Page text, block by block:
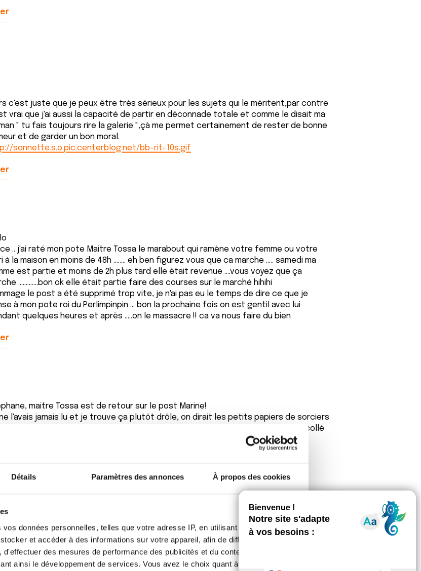
Détails Paramètres des annonces À propos des cookies
vos données personnelles, telles que votre adresse IP, en utilisant des
et accéder à des informations sur votre appareil, afin de diffuser des
des mesures de performance des publicités et du contenu, ainsi que de
ainsi le développement de services. Vous avez le choix quant à l'utilisation de
c'est juste que je peux être très sérieux pour les sujets qui le méritent,par contre
vrai que j'ai aussi la capacité de partir en déconnade totale et comme le disait ma
" tu fais toujours rire la galerie ",çà me permet certainement de rester de bonne
et de garder un bon moral.
sonnette.s.o.pic.centerblog.net/bb-rit-10s.gif
.. j'ai raté mon pote Maitre Tossa le marabout qui ramène votre femme ou votre
à la maison en moins de 48h ........ eh ben figurez vous que ca marche ..... samedi ma
est partie et moins de 2h plus tard elle était revenue ....vous voyez que ça
.............bon ok elle était partie faire des courses sur le marché hihihi
le post a été supprimé trop vite, je n'ai pas eu le temps de dire ce que je
à mon pote roi du Perlimpinpin ... bon la prochaine fois on est gentil avec lui
quelques heures et après .....on le massacre !! ca va nous faire du bien
maitre Tossa est de retour sur le post Marine!
l'avais jamais lu et je trouve ça plutôt drôle, on dirait les petits papiers de sorciers
reçoit dans les boites aux lettres (en ville). Une collègue de boulot en avait collé
Moufette
notre ami maître Tossa est plus bête que méchant.
100 fois voir un post de maître Tossa qui va nous faire rire plutôt que ceux de
de prêt ou pire encore de vente de produit euthanasiant.